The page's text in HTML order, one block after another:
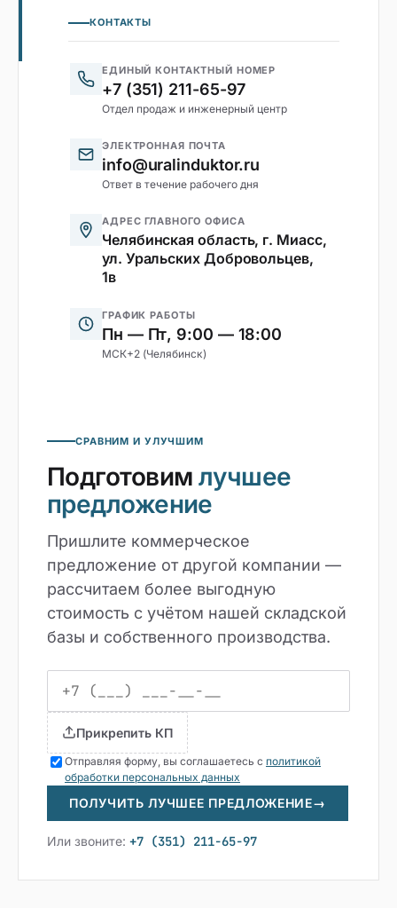
КОНТАКТЫ
ЕДИНЫЙ КОНТАКТНЫЙ НОМЕР
+7 (351) 211-65-97
Отдел продаж и инженерный центр
ЭЛЕКТРОННАЯ ПОЧТА
info@uralinduktor.ru
Ответ в течение рабочего дня
АДРЕС ГЛАВНОГО ОФИСА
Челябинская область, г. Миасс,
ул. Уральских Добровольцев,
1в
ГРАФИК РАБОТЫ
Пн — Пт, 9:00 — 18:00
МСК+2 (Челябинск)
СРАВНИМ И УЛУЧШИМ
Подготовим лучшее
предложение
Пришлите коммерческое
предложение от другой компании —
рассчитаем более выгодную
стоимость с учётом нашей складской
базы и собственного производства.
Прикрепить КП
Отправляя форму, вы соглашаетесь с политикой
обработки персональных данных
ПОЛУЧИТЬ ЛУЧШЕЕ ПРЕДЛОЖЕНИЕ→
Или звоните: +7 (351) 211-65-97